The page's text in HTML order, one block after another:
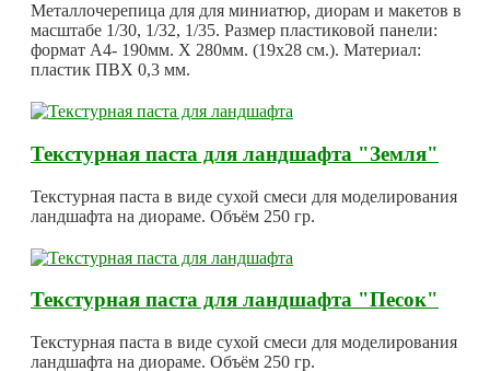
Металлочерепица для для миниатюр, диорам и макетов в
масштабе 1/30, 1/32, 1/35. Размер пластиковой панели:
формат А4- 190мм. Х 280мм. (19х28 см.). Материал:
пластик ПВХ 0,3 мм.
Текстурная паста для ландшафта "Земля"
Текстурная паста в виде сухой смеси для моделирования
ландшафта на диораме. Объём 250 гр.
Текстурная паста для ландшафта "Песок"
Текстурная паста в виде сухой смеси для моделирования
ландшафта на диораме. Объём 250 гр.